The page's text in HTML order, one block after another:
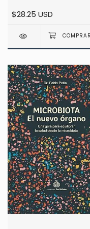
$28.25 USD